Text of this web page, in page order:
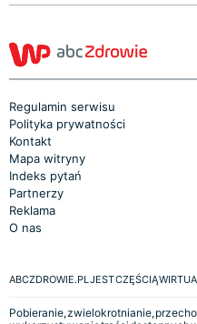
Regulamin serwisu
Polityka prywatności
Kontakt
Mapa witryny
Indeks pytań
Partnerzy
Reklama
O nas
ABCZDROWIE.PL JEST CZĘŚCIĄ
Pobieranie, zwielokrotnianie,